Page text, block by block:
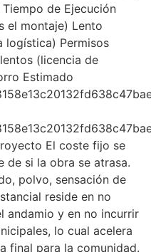
de Ejecución
el montaje) Lento
logística) Permisos
(licencia de
Estimado
El coste fijo se
de si la obra se atrasa.
polvo, sensación de
reside en no
andamio y en no incurrir
lo cual acelera
final para la comunidad.